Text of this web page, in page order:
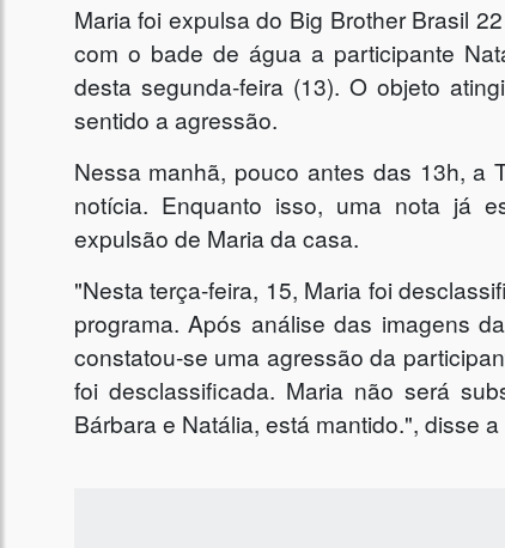
Maria foi expulsa do Big Brother Brasil
com o bade de água a participante
desta segunda-feira (13). O objeto
sentido a agressão.
Nessa manhã, pouco antes das 13h, a
notícia. Enquanto isso, uma nota já
expulsão de Maria da casa.
"Nesta terça-feira, 15, Maria foi
programa. Após análise das imagens
constatou-se uma agressão da
foi desclassificada. Maria não será
Bárbara e Natália, está mantido.", disse